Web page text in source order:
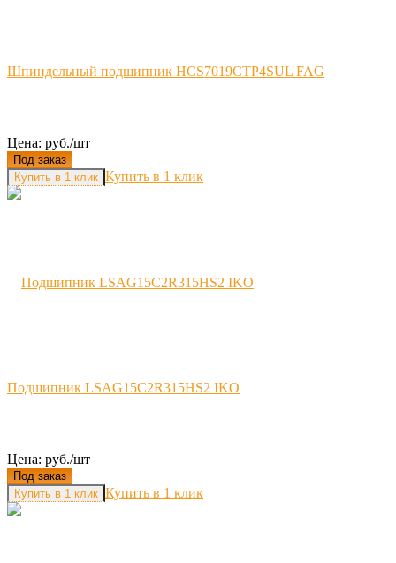
Шпиндельный подшипник HCS7019CTP4SUL FAG
Цена: руб./шт
Под заказ
Купить в 1 клик
Подшипник LSAG15C2R315HS2 IKO
Цена: руб./шт
Под заказ
Купить в 1 клик